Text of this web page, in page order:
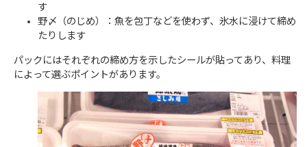
す
野〆（のじめ）：魚を包丁などを使わず、氷水に浸けて締め
たりします
パックにはそれぞれの締め方を示したシールが貼ってあり、料理
によって選ぶポイントがあります。